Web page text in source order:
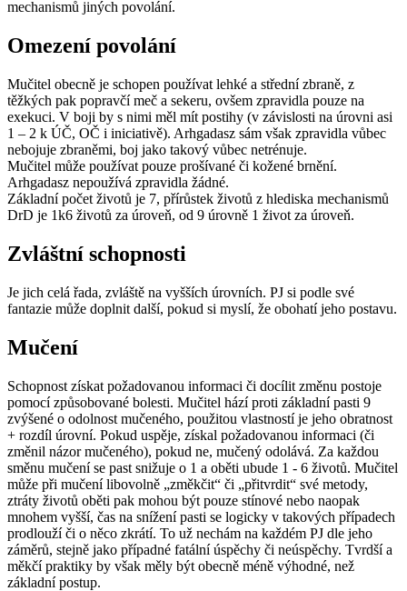
mechanismů jiných povolání.
Omezení povolání
Mučitel obecně je schopen používat lehké a střední zbraně, z
těžkých pak popravčí meč a sekeru, ovšem zpravidla pouze na
exekuci. V boji by s nimi měl mít postihy (v závislosti na úrovni asi
1 – 2 k ÚČ, OČ i iniciativě). Arhgadasz sám však zpravidla vůbec
nebojuje zbraněmi, boj jako takový vůbec netrénuje.
Mučitel může používat pouze prošívané či kožené brnění.
Arhgadasz nepoužívá zpravidla žádné.
Základní počet životů je 7, přírůstek životů z hlediska mechanismů
DrD je 1k6 životů za úroveň, od 9 úrovně 1 život za úroveň.
Zvláštní schopnosti
Je jich celá řada, zvláště na vyšších úrovních. PJ si podle své
fantazie může doplnit další, pokud si myslí, že obohatí jeho postavu.
Mučení
Schopnost získat požadovanou informaci či docílit změnu postoje
pomocí způsobované bolesti. Mučitel hází proti základní pasti 9
zvýšené o odolnost mučeného, použitou vlastností je jeho obratnost
+ rozdíl úrovní. Pokud uspěje, získal požadovanou informaci (či
změnil názor mučeného), pokud ne, mučený odolává. Za každou
směnu mučení se past snižuje o 1 a oběti ubude 1 - 6 životů. Mučitel
může při mučení libovolně „změkčit“ či „přitvrdit“ své metody,
ztráty životů oběti pak mohou být pouze stínové nebo naopak
mnohem vyšší, čas na snížení pasti se logicky v takových případech
prodlouží či o něco zkrátí. To už nechám na každém PJ dle jeho
záměrů, stejně jako případné fatální úspěchy či neúspěchy. Tvrdší a
měkčí praktiky by však měly být obecně méně výhodné, než
základní postup.